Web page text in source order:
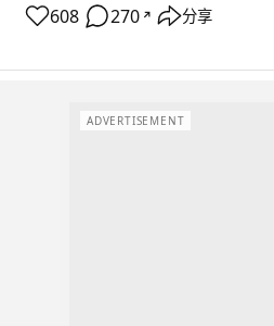
608 270 ↗ 分享
ADVERTISEMENT